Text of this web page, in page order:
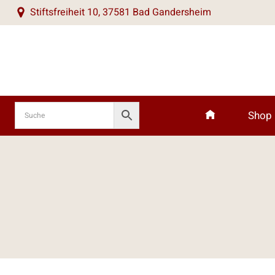
Zum
Inhalt
Stiftsfreiheit 10, 37581 Bad Gandersheim
Shop